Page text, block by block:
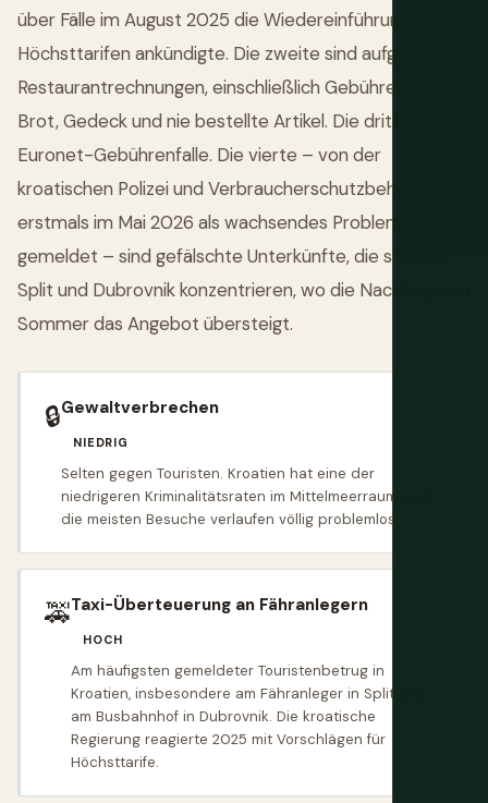
über Fälle im August 2025 die Wiedereinführung von
Höchsttarifen ankündigte. Die zweite sind aufgeblähte
Restaurantrechnungen, einschließlich Gebühren für
Brot, Gedeck und nie bestellte Artikel. Die dritte ist die
Euronet-Gebührenfalle. Die vierte – von der
kroatischen Polizei und Verbraucherschutzbehörden
erstmals im Mai 2026 als wachsendes Problem
gemeldet – sind gefälschte Unterkünfte, die sich auf
Split und Dubrovnik konzentrieren, wo die Nachfrage im
Sommer das Angebot übersteigt.
🔒Gewaltverbrechen
NIEDRIG
Selten gegen Touristen. Kroatien hat eine der
niedrigeren Kriminalitätsraten im Mittelmeerraum, und
die meisten Besuche verlaufen völlig problemlos.
🚕Taxi-Überteuerung an Fähranlegern
HOCH
Am häufigsten gemeldeter Touristenbetrug in
Kroatien, insbesondere am Fähranleger in Split und
am Busbahnhof in Dubrovnik. Die kroatische
Regierung reagierte 2025 mit Vorschlägen für
Höchsttarife.